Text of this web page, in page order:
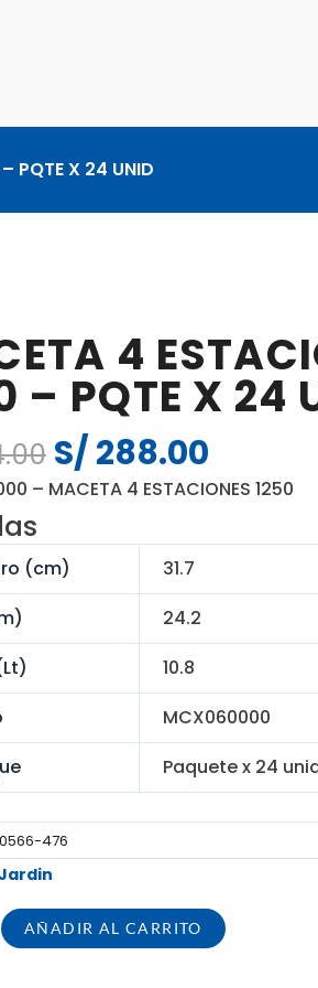
PQTE X 24 UNID
4
– PQTE X 24
El
precio
era:
S/ 384.00.
S/288.00El
precio
es:
– MACETA 4 ESTACIONES 1250
(cm)
31.7
24.2
10.8
MCX060000
Paquete x 24
476
AÑADIR AL CARRITO